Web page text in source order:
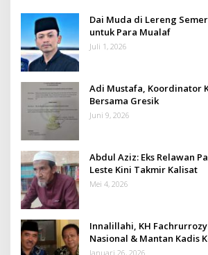
Dai Muda di Lereng
untuk Para Mualaf
Juli 1, 2026
Adi Mustafa, Koordinator
Bersama Gresik
Juni 9, 2026
Abdul Aziz: Eks Relawan
Leste Kini Takmir Kalisat
Mei 4, 2026
Innalillahi, KH
Nasional & Mantan Kadis
Penuh Teladan
Januari 26, 2026